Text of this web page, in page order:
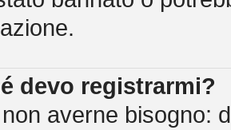
devo registrarmi?
averne bisogno: